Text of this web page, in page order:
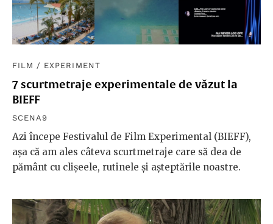
FILM / EXPERIMENT
7 scurtmetraje experimentale de văzut la
BIEFF
SCENA9
Azi începe Festivalul de Film Experimental (BIEFF),
așa că am ales câteva scurtmetraje care să dea de
pământ cu clișeele, rutinele și așteptările noastre.